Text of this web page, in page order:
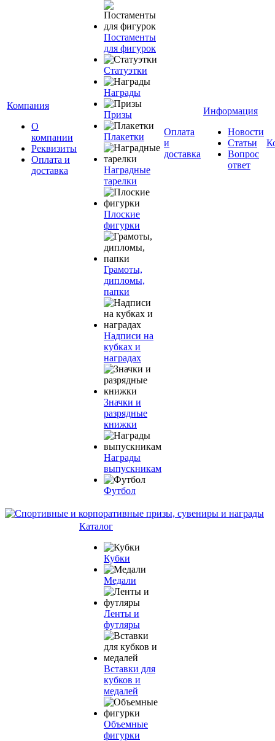
Компания
О
компании
Реквизиты
Оплата и
доставка
Постаменты
для фигурок
Статуэтки
Награды
Призы
Плакетки
Наградные
тарелки
Плоские
фигурки
Грамоты,
дипломы,
папки
Надписи на
кубках и
наградах
Значки и
разрядные
книжки
Награды
выпускникам
Футбол
Оплата
и
доставка
Информация
Новости
Статьи
Вопрос
ответ
Каталог
Кубки
Медали
Ленты и
футляры
Вставки для
кубков и
медалей
Объемные
фигурки